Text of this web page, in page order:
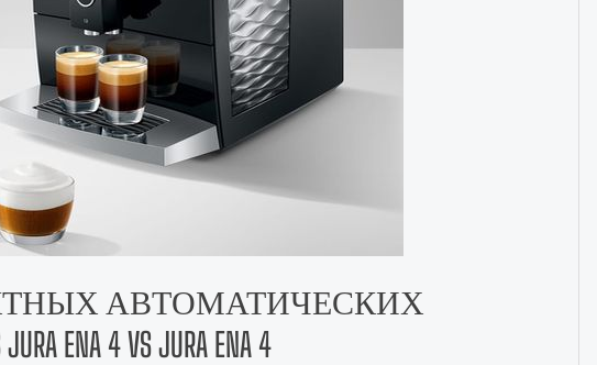
АВТОМАТИЧЕСКИХ
4 VS JURA ENA 4